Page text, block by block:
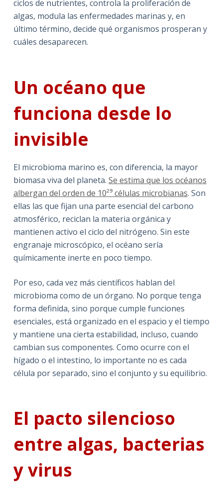
ciclos de nutrientes, controla la proliferación de
algas, modula las enfermedades marinas y, en
último término, decide qué organismos prosperan y
cuáles desaparecen.
Un océano que
funciona desde lo
invisible
El microbioma marino es, con diferencia, la mayor
biomasa viva del planeta. Se estima que los océanos
albergan del orden de 10²⁹ células microbianas. Son
ellas las que fijan una parte esencial del carbono
atmosférico, reciclan la materia orgánica y
mantienen activo el ciclo del nitrógeno. Sin este
engranaje microscópico, el océano sería
químicamente inerte en poco tiempo.
Por eso, cada vez más científicos hablan del
microbioma como de un órgano. No porque tenga
forma definida, sino porque cumple funciones
esenciales, está organizado en el espacio y el tiempo
y mantiene una cierta estabilidad, incluso, cuando
cambian sus componentes. Como ocurre con el
hígado o el intestino, lo importante no es cada
célula por separado, sino el conjunto y su equilibrio.
El pacto silencioso
entre algas, bacterias
y virus